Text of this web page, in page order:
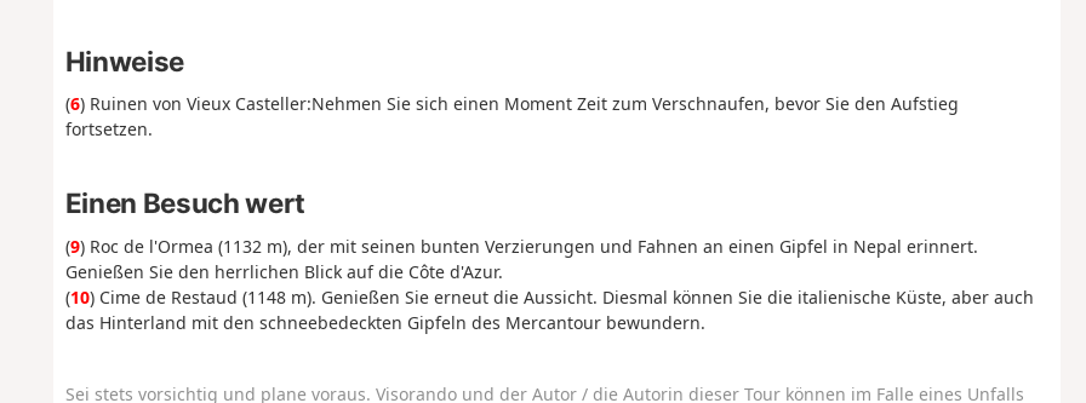
Hinweise
(6) Ruinen von Vieux Casteller:Nehmen Sie sich einen Moment Zeit zum Verschnaufen, bevor Sie den Aufstieg
fortsetzen.
Einen Besuch wert
(9) Roc de l'Ormea (1132 m), der mit seinen bunten Verzierungen und Fahnen an einen Gipfel in Nepal erinnert.
Genießen Sie den herrlichen Blick auf die Côte d'Azur.
(10) Cime de Restaud (1148 m). Genießen Sie erneut die Aussicht. Diesmal können Sie die italienische Küste, aber auch
das Hinterland mit den schneebedeckten Gipfeln des Mercantour bewundern.
Sei stets vorsichtig und plane voraus. Visorando und der Autor / die Autorin dieser Tour können im Falle eines Unfalls